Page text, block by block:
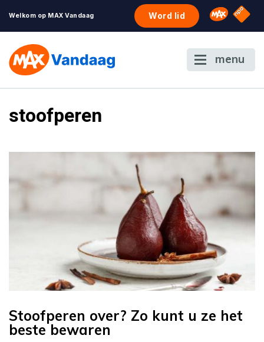
Welkom op MAX Vandaag Word lid Omroep
NPO
menu
stoofperen
Stoofperen over? Zo kunt u ze het
beste bewaren